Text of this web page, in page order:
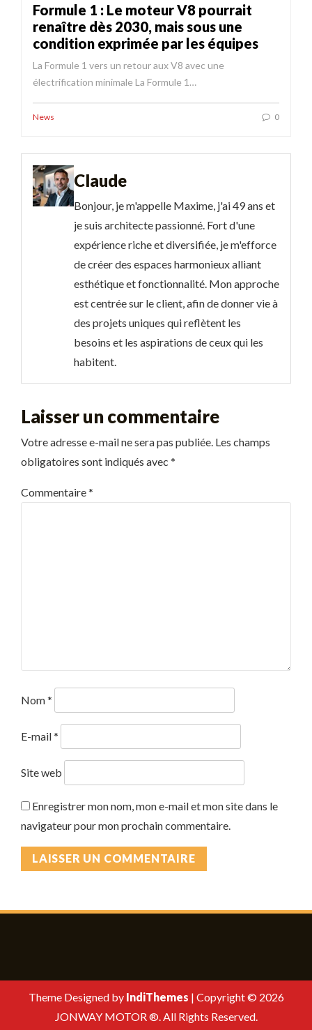
Formule 1 : Le moteur V8 pourrait
renaître dès 2030, mais sous une
condition exprimée par les équipes
La Formule 1 vers un retour aux V8 avec une
électrification minimale La Formule 1…
News 0
Claude
Bonjour, je m'appelle Maxime, j'ai 49 ans et
je suis architecte passionné. Fort d'une
expérience riche et diversifiée, je m'efforce
de créer des espaces harmonieux alliant
esthétique et fonctionnalité. Mon approche
est centrée sur le client, afin de donner vie à
des projets uniques qui reflètent les
besoins et les aspirations de ceux qui les
habitent.
Laisser un commentaire
Votre adresse e-mail ne sera pas publiée. Les champs
obligatoires sont indiqués avec *
Commentaire*
Nom*
E-mail*
Site web
Enregistrer mon nom, mon e-mail et mon site dans le
navigateur pour mon prochain commentaire.
Theme Designed by IndiThemes | Copyright © 2026
JONWAY MOTOR ®. All Rights Reserved.